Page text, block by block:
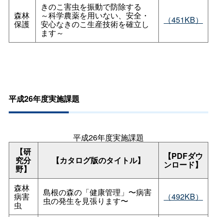
森林
保護
きのこ害虫を振動で防除する
～科学農薬を用いない、安全・
安心なきのこ生産技術を確立し
ます～
（451KB）
平成26年度実施課題
平成26年度実施課題
【研
究分
野】
【カタログ版のタイトル】 【PDFダウ
ンロード】
森林
病害
虫
島根の森の「健康管理」〜病害
虫の発生を見張ります〜 （492KB）